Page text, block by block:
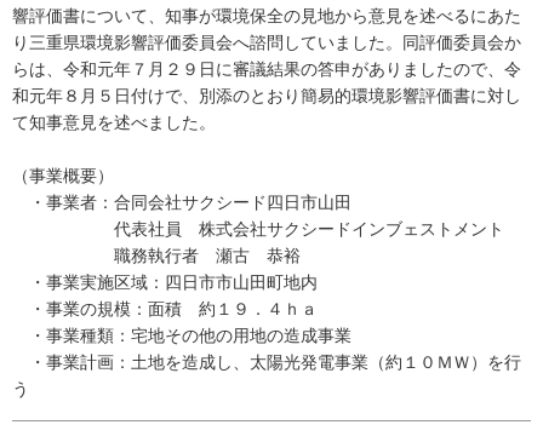
響評価書について、知事が環境保全の見地から意見を述べるにあた
り三重県環境影響評価委員会へ諮問していました。同評価委員会か
らは、令和元年７月２９日に審議結果の答申がありましたので、令
和元年８月５日付けで、別添のとおり簡易的環境影響評価書に対し
て知事意見を述べました。
（事業概要）
・事業者：合同会社サクシード四日市山田
代表社員 株式会社サクシードインブェストメント
職務執行者 瀬古 恭裕
・事業実施区域：四日市市山田町地内
・事業の規模：面積 約１９．４ｈａ
・事業種類：宅地その他の用地の造成事業
・事業計画：土地を造成し、太陽光発電事業（約１０ＭＷ）を行
う